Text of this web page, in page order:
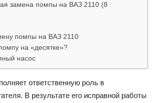
замена помпы на ВАЗ 2110 (8
помпы на ВАЗ 2110
на «десятке»?
насос
ответственную роль в
В результате его исправной работы